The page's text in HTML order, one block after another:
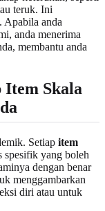
teruk. Ini
Apabila anda
anda menerima
membantu anda
Item Skala
Setiap item
spesifik yang boleh
dengan benar
menggambarkan
diri atau untuk